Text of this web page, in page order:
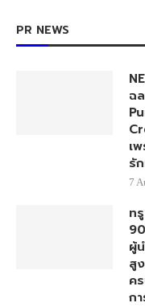
PR NEWS
ฉ
เ
รั
7
ท
ผู้
สู
ค
ก